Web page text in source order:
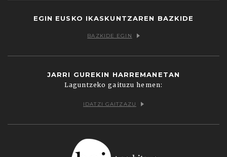
EGIN EUSKO IKASKUNTZAREN BAZKIDE
BAZKIDE EGIN
JARRI GUREKIN HARREMANETAN
Laguntzeko gaituzu hemen:
IDATZI GAITZAZU